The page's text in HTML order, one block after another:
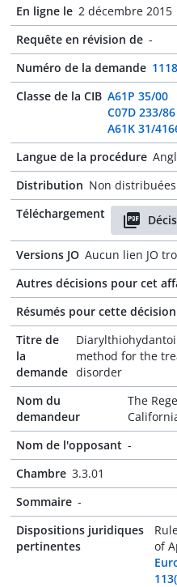
En ligne le 2 décembre 2015
Requête en révision de -
Numéro de la demande
Classe de la CIB A61P 35/00
C07D 233/86
A61K 31/
Langue de la procédure
Distribution Non distribuées
Téléchargement
Versions JO Aucun lien JO
Autres décisions pour cet
Résumés pour cette décision
Titre de
la
demande
method for the
disorder
Nom du
demandeur
The
Nom de l'opposant -
Chambre 3.3.01
Sommaire -
Dispositions juridiques
pertinentes
of